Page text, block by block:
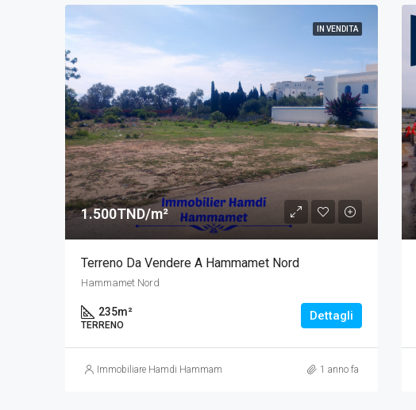
IN VENDITA
1.500TND/m²
Terreno Da Vendere A Hammamet Nord
Hammamet Nord
235m²
TERRENO
Dettagli
Immobiliare Hamdi Hammamet 1 anno fa